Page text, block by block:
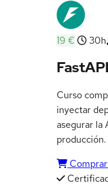
19 € 30h
FastAPI
Curso
inyectar
asegurar la
producción.